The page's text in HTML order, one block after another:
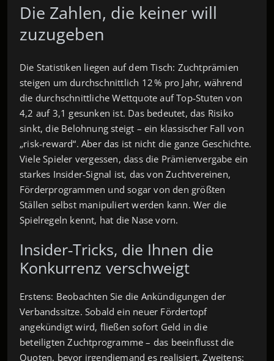
Die Zahlen, die keiner will
zuzugeben
Die Statistiken liegen auf dem Tisch: Zuchtprämien
steigen um durchschnittlich 12 % pro Jahr, während
die durchschnittliche Wettquote auf Top‑Stuten von
4,2 auf 3,1 gesunken ist. Das bedeutet, das Risiko
sinkt, die Belohnung steigt – ein klassischer Fall von
„risk‑reward“. Aber das ist nicht die ganze Geschichte.
Viele Spieler vergessen, dass die Prämienvergabe ein
starkes Insider‑Signal ist, das von Zuchtvereinen,
Förderprogrammen und sogar von den größten
Ställen selbst manipuliert werden kann. Wer die
Spielregeln kennt, hat die Nase vorn.
Insider‑Tricks, die Ihnen die
Konkurrenz verschweigt
Erstens: Beobachten Sie die Ankündigungen der
Verbandssitze. Sobald ein neuer Fördertopf
angekündigt wird, fließen sofort Geld in die
beteiligten Zuchtprogramme – das beeinflusst die
Quoten, bevor irgendjemand es realisiert. Zweitens: